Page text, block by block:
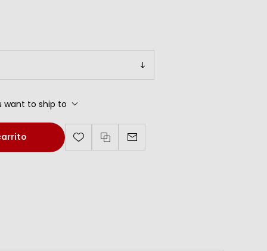
want to ship to